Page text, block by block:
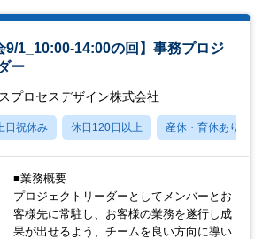
9/1_10:00-14:00の回】事務プロジ
ー
プロセスデザイン株式会社
日祝休み 休日120日以上 産休・育休あり
■業務概要
プロジェクトリーダーとしてメンバーとお
客様先に常駐し、お客様の業務を遂行し成
果が出せるよう、チームを良い方向に導い